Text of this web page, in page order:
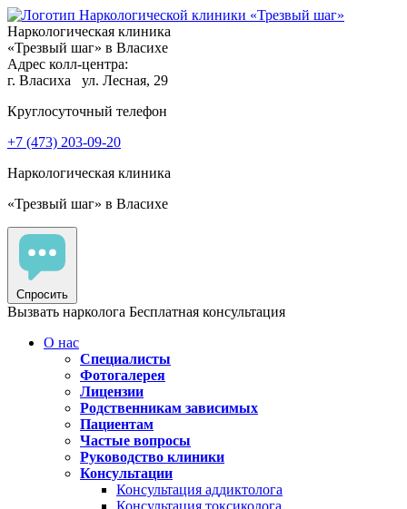
Наркологическая клиника
«Трезвый шаг» в Власихе
Адрес колл-центра:
г. Власиха
ул. Лесная, 29
Круглосуточный телефон
+7 (473) 203-09-20
Наркологическая клиника
«Трезвый шаг» в Власихе
Спросить
Вызвать нарколога Бесплатная консультация
О нас
Специалисты
Фотогалерея
Лицензии
Родственникам зависимых
Пациентам
Частые вопросы
Руководство клиники
Консультации
Консультация аддиктолога
Консультация токсиколога